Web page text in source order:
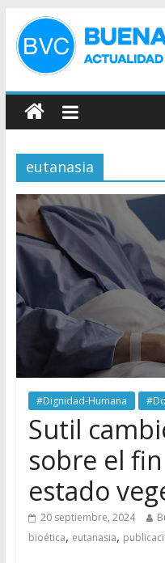
eutanasia
#Dignidad-Humana
Sutil
sobre el
estado
20 septiembre, 2024
bioética, eutanasia,